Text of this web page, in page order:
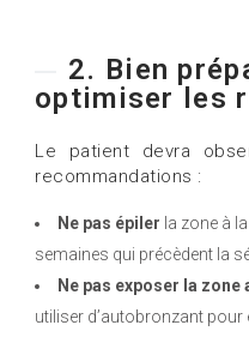
2. Bien
optimiser les
Le patient devra
recommandations :
Ne pas épiler la zone à
semaines qui précèdent la
Ne pas exposer la zone
utiliser d’autobronzant